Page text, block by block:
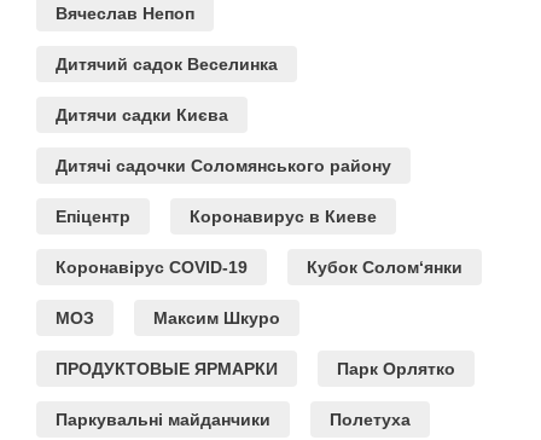
Вячеслав Непоп
Дитячий садок Веселинка
Дитячи садки Києва
Дитячі садочки Соломянського району
Епіцентр Коронавирус в Киеве
Коронавірус COVID-19 Кубок Солом‘янки
МОЗ Максим Шкуро
ПРОДУКТОВЫЕ ЯРМАРКИ Парк Орлятко
Паркувальні майданчики Полетуха